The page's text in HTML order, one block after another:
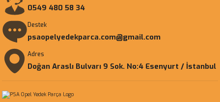
0549 480 58 34
Destek
psaopelyedekparca.com@gmail.com
Adres
Doğan Araslı Bulvarı 9 Sok. No:4 Esenyurt / İstanbul